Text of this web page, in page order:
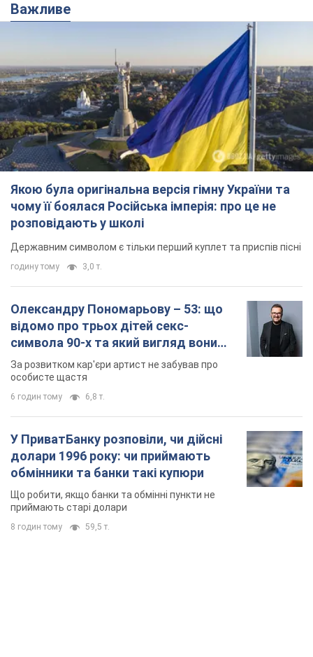
Важливе
Якою була оригінальна версія гімну України та
чому її боялася Російська імперія: про це не
розповідають у школі
Державним символом є тільки перший куплет та приспів пісні
годину тому 3,0 т.
Олександру Пономарьову – 53: що
відомо про трьох дітей секс-
символа 90-х та який вигляд вони
мають
За розвитком кар'єри артист не забував про
особисте щастя
6 годин тому 6,8 т.
У ПриватБанку розповіли, чи дійсні
долари 1996 року: чи приймають
обмінники та банки такі купюри
Що робити, якщо банки та обмінні пункти не
приймають старі долари
8 годин тому 59,5 т.